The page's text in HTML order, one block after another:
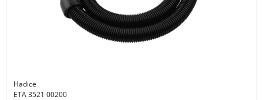
Hadice
ETA 3521 00200